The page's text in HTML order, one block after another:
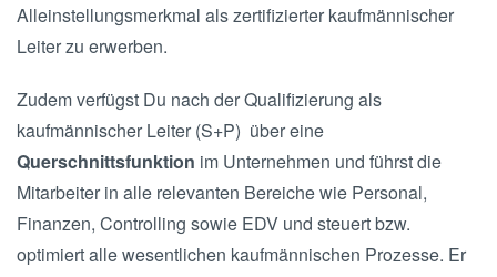
Alleinstellungsmerkmal als zertifizierter kaufmännischer
Leiter zu erwerben.
Zudem verfügst Du nach der Qualifizierung als
kaufmännischer Leiter (S+P) über eine
Querschnittsfunktion im Unternehmen und führst die
Mitarbeiter in alle relevanten Bereiche wie Personal,
Finanzen, Controlling sowie EDV und steuert bzw.
optimiert alle wesentlichen kaufmännischen Prozesse. Er